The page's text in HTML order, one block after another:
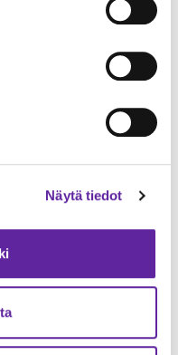
Näytä tiedot
hyvinvointialueelle